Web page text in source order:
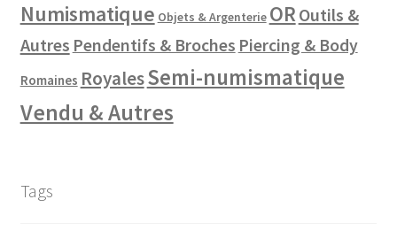
Numismatique Objets & Argenterie OR Outils &
Autres Pendentifs & Broches Piercing & Body
Romaines RoyalesSemi-numismatique
Vendu & Autres
Tags